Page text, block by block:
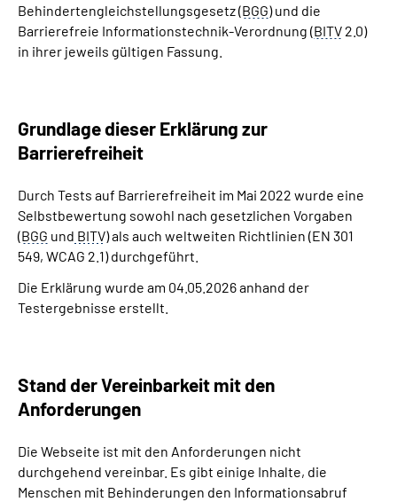
Behindertengleichstellungsgesetz (BGG) und die
Barrierefreie Informationstechnik-Verordnung (BITV 2.0)
in ihrer jeweils gültigen Fassung.
Grundlage dieser Erklärung zur
Barrierefreiheit
Durch Tests auf Barrierefreiheit im Mai 2022 wurde eine
Selbstbewertung sowohl nach gesetzlichen Vorgaben
(BGG und BITV) als auch weltweiten Richtlinien (EN 301
549, WCAG 2.1) durchgeführt.
Die Erklärung wurde am 04.05.2026 anhand der
Testergebnisse erstellt.
Stand der Vereinbarkeit mit den
Anforderungen
Die Webseite ist mit den Anforderungen nicht
durchgehend vereinbar. Es gibt einige Inhalte, die
Menschen mit Behinderungen den Informationsabruf